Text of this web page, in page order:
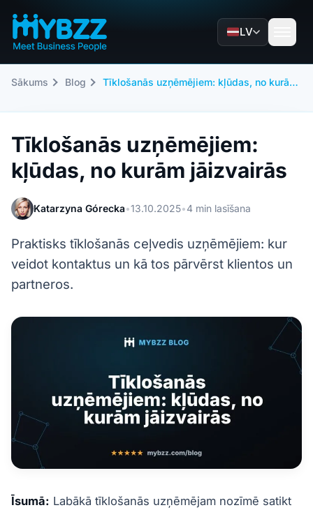
LV
Sākums Blog Tīklošanās uzņēmējiem: kļūdas, no kurām jāizvairās
Tīklošanās uzņēmējiem:
kļūdas, no kurām jāizvairās
Katarzyna Górecka•13.10.2025•4 min lasīšana
Praktisks tīklošanās ceļvedis uzņēmējiem: kur
veidot kontaktus un kā tos pārvērst klientos un
partneros.
Īsumā: Labākā tīklošanās uzņēmējam nozīmē satikt